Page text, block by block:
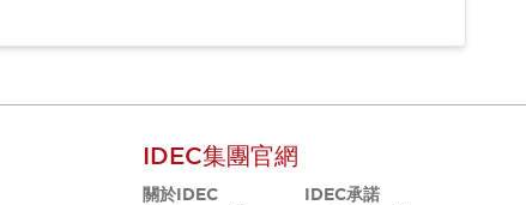
IDEC集團官網
關於IDEC
IDEC承諾